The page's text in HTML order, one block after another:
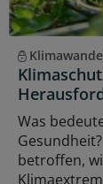
Was
betroffen,